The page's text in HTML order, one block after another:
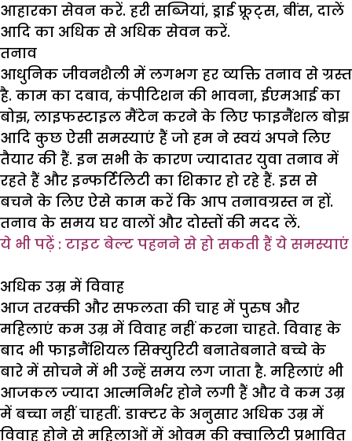
आहारका सेवन करें. हरी सब्जियां, ड्राई फ्रूट्स, बींस, दालें
आदि का अधिक से अधिक सेवन करें.
तनाव
आधुनिक जीवनशैली में लगभग हर व्यक्ति तनाव से ग्रस्त
है. काम का दबाव, कंपीटिशन की भावना, ईएमआई का
बोझ, लाइफस्टाइल मैंटेन करने के लिए फाइनैंशल बोझ
आदि कुछ ऐसी समस्याएं हैं जो हम ने स्वयं अपने लिए
तैयार की हैं. इन सभी के कारण ज्यादातर युवा तनाव में
रहते हैं और इन्फर्टिलिटी का शिकार हो रहे हैं. इस से
बचने के लिए ऐसे काम करें कि आप तनावग्रस्त न हों.
तनाव के समय घर वालों और दोस्तों की मदद लें.
ये भी पढ़ें : टाइट बेल्ट पहनने से हो सकती हैं ये समस्याएं
अधिक उम्र में विवाह
आज तरक्की और सफलता की चाह में पुरुष और
महिलाएं कम उम्र में विवाह नहीं करना चाहते. विवाह के
बाद भी फाइनैंशियल सिक्युरिटी बनातेबनाते बच्चे के
बारे में सोचने में भी उन्हें समय लग जाता है. महिलाएं भी
आजकल ज्यादा आत्मनिर्भर होने लगी हैं और वे कम उम्र
में बच्चा नहीं चाहतीं. डाक्टर के अनुसार अधिक उम्र में
विवाह होने से महिलाओं में ओवम की क्वालिटी प्रभावित